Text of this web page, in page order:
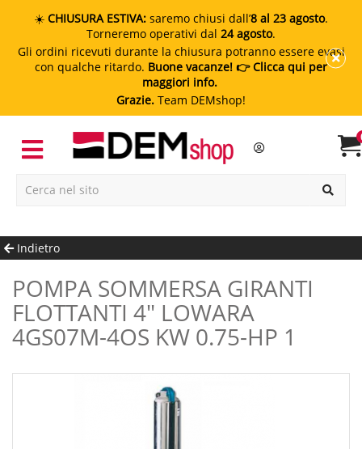
☀️ CHIUSURA ESTIVA: saremo chiusi dall’8 al 23 agosto.
Torneremo operativi dal 24 agosto.
Gli ordini ricevuti durante la chiusura potranno essere evasi
con qualche ritardo. Buone vacanze! 👉 Clicca qui per
maggiori info.
Grazie. Team DEMshop!
Indietro
POMPA SOMMERSA GIRANTI
FLOTTANTI 4" LOWARA
4GS07M-4OS KW 0.75-HP 1